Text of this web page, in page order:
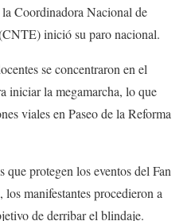
Coordinadora Nacional de
inició su paro nacional.
se concentraron en el
iniciar la megamarcha, lo que
viales en Paseo de la Reforma
protegen los eventos del Fan
manifestantes procedieron a
de derribar el blindaje.